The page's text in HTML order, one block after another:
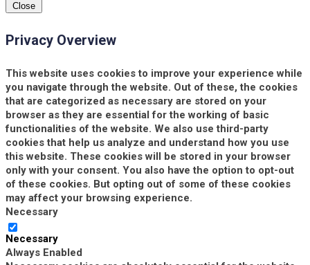
Close
Privacy Overview
This website uses cookies to improve your experience while
you navigate through the website. Out of these, the cookies
that are categorized as necessary are stored on your
browser as they are essential for the working of basic
functionalities of the website. We also use third-party
cookies that help us analyze and understand how you use
this website. These cookies will be stored in your browser
only with your consent. You also have the option to opt-out
of these cookies. But opting out of some of these cookies
may affect your browsing experience.
Necessary
Necessary
Always Enabled